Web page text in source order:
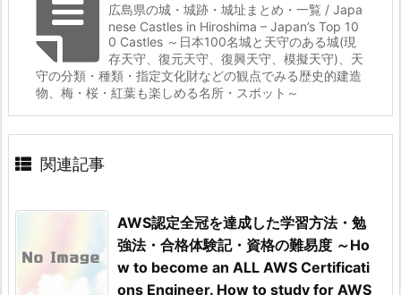
広島県の城・城跡・城址まとめ・一覧 / Japa
nese Castles in Hiroshima – Japan’s Top 10
0 Castles ～日本100名城と天守のある城(現
存天守、復元天守、復興天守、模擬天守)、天
守の分類・種類・指定文化財などの観点でみる歴史的建造
物、梅・桜・紅葉も楽しめる名所・スポット～
関連記事
AWS認定全冠を達成した学習方法・勉
強法・合格体験記・資格の難易度 ～Ho
w to become an ALL AWS Certificati
ons Engineer. How to study for AWS